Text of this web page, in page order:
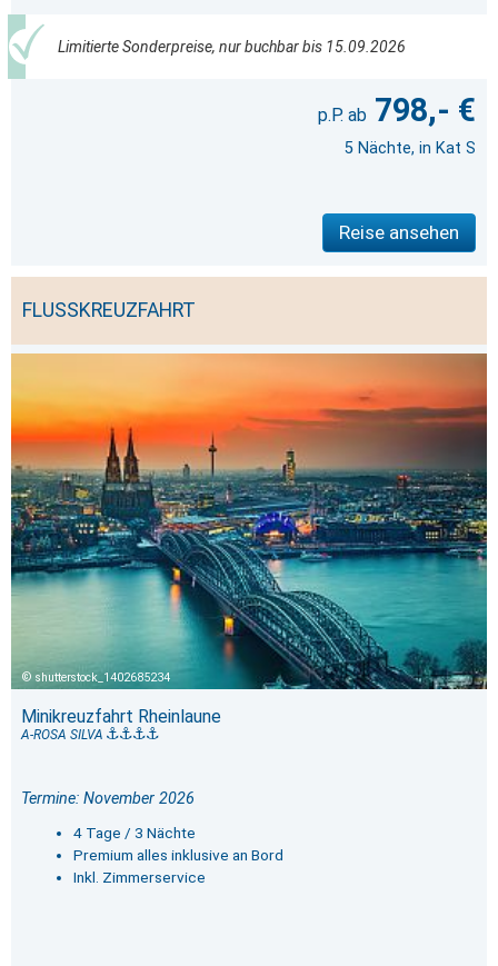
Limitierte Sonderpreise, nur buchbar bis 15.09.2026
798,- €
5 Nächte, in Kat S
Reise ansehen
FLUSSKREUZFAHRT
shutterstock_1402685234
Minikreuzfahrt Rheinlaune
A-ROSA SILVA
Termine: November 2026
4 Tage / 3 Nächte
Premium alles inklusive an Bord
Inkl. Zimmerservice